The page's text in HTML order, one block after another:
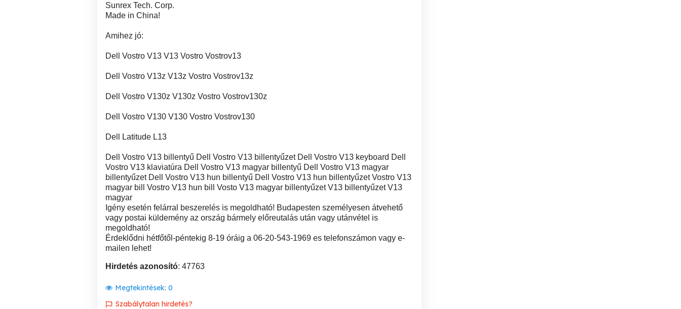
Sunrex Tech. Corp.
Made in China!
Amihez jó:
Dell Vostro V13 V13 Vostro Vostrov13
Dell Vostro V13z V13z Vostro Vostrov13z
Dell Vostro V130z V130z Vostro Vostrov130z
Dell Vostro V130 V130 Vostro Vostrov130
Dell Latitude L13
Dell Vostro V13 billentyű Dell Vostro V13 billentyűzet Dell Vostro V13 keyboard Dell
Vostro V13 klaviatúra Dell Vostro V13 magyar billentyű Dell Vostro V13 magyar
billentyűzet Dell Vostro V13 hun billentyű Dell Vostro V13 hun billentyűzet Vostro V13
magyar bill Vostro V13 hun bill Vosto V13 magyar billentyűzet V13 billentyűzet V13
magyar
Igény esetén felárral beszerelés is megoldható! Budapesten személyesen átvehető
vagy postai küldemény az ország bármely előreutalás után vagy utánvétel is
megoldható!
Érdeklődni hétfőtől-péntekig 8-19 óráig a 06-20-543-1969 es telefonszámon vagy e-
mailen lehet!
Hirdetés azonosító: 47763
Megtekintések: 0
Szabálytalan hirdetés?